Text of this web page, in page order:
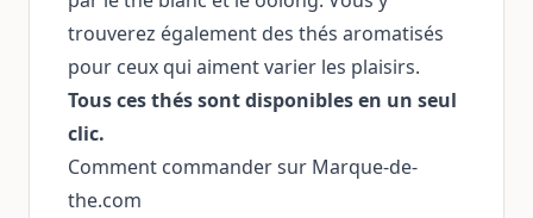
trouverez également des thés aromatisés
pour ceux qui aiment varier les plaisirs.
Tous ces thés sont disponibles en un seul
clic.
Comment commander sur Marque-de-
the.com